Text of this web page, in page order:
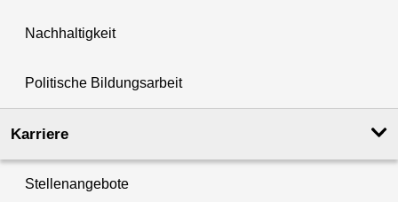
Nachhaltigkeit
Politische Bildungsarbeit
Karriere
Stellenangebote